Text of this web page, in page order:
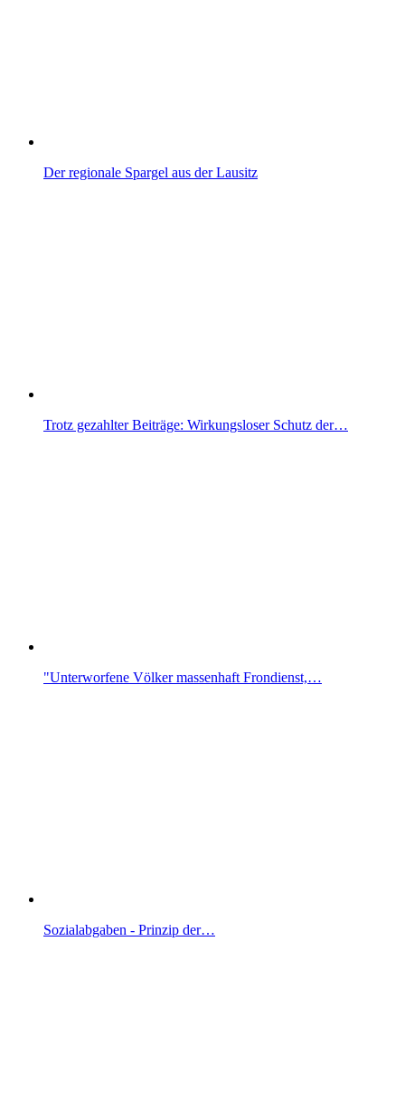
Der regionale Spargel aus der Lausitz
Trotz gezahlter Beiträge: Wirkungsloser Schutz der…
"Unterworfene Völker massenhaft Frondienst,…
Sozialabgaben - Prinzip der…